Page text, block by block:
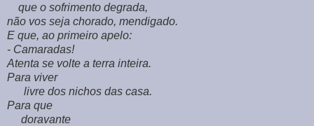
que o sofrimento degrada,
não vos seja chorado, mendigado.
E que, ao primeiro apelo:
- Camaradas!
Atenta se volte a terra inteira.
Para viver
livre dos nichos das casa.
Para que
doravante